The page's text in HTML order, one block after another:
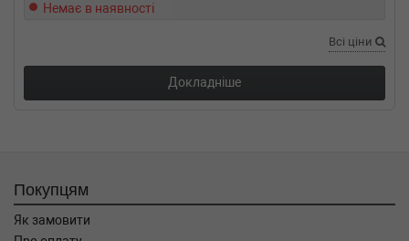
Немає в наявності
Всі ціни
Докладніше
Покупцям
Як замовити